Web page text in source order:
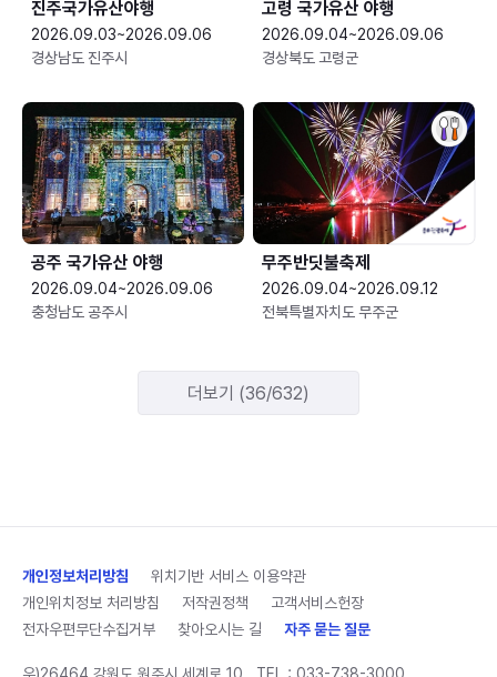
진주국가유산야행
2026.09.03~2026.09.06
경상남도 진주시
고령 국가유산 야행
2026.09.04~2026.09.06
경상북도 고령군
공주 국가유산 야행
2026.09.04~2026.09.06
충청남도 공주시
무주반딧불축제
2026.09.04~2026.09.12
전북특별자치도 무주군
더보기 (36/632)
개인정보처리방침
위치기반 서비스 이용약관
개인위치정보 처리방침
저작권정책
고객서비스헌장
전자우편무단수집거부
찾아오시는 길 자주 묻는 질문